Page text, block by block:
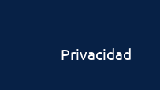
Privacidad